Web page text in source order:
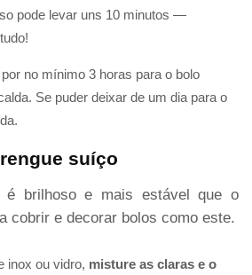
pode levar uns 10 minutos —
no mínimo 3 horas para o bolo
Se puder deixar de um dia para o
suíço
é brilhoso e mais estável que o
cobrir e decorar bolos como este.
inox ou vidro, misture as claras e o